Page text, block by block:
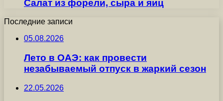
Салат из форели, сыра и яиц
Последние записи
05.08.2026
Лето в ОАЭ: как провести
незабываемый отпуск в жаркий сезон
22.05.2026